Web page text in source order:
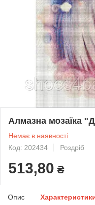
Алмазна мозаїка
Немає в наявності
Код: 202434
Роздріб
513,80 ₴
Опис